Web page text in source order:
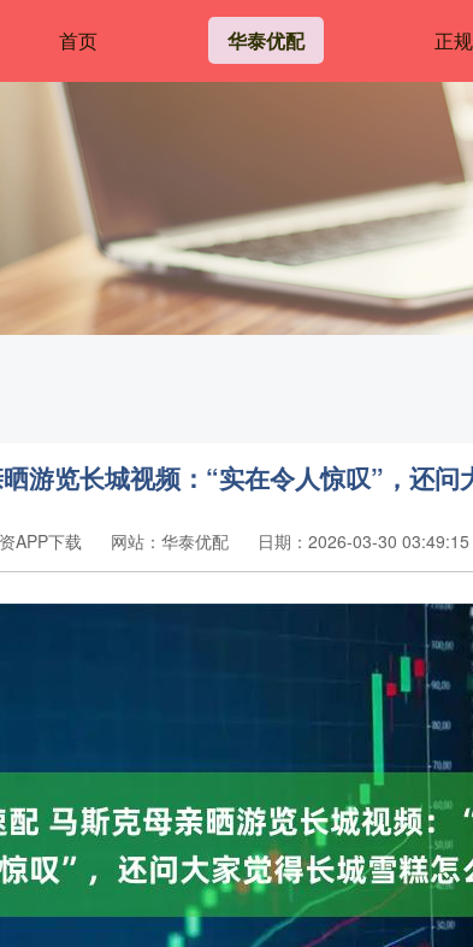
首页 华泰优配 正
游览长城视频：“实在令人惊叹”，还
APP下载 网站：华泰优配 日期：2026-03-30 03:49:15